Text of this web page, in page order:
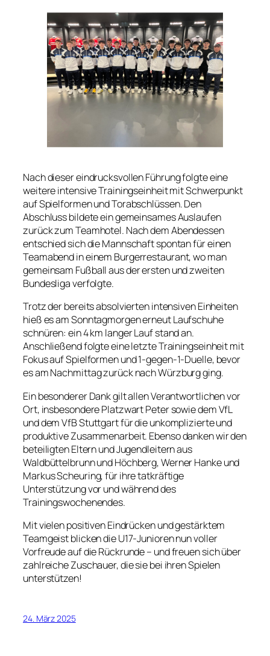
Nach dieser eindrucksvollen Führung folgte eine
weitere intensive Trainingseinheit mit Schwerpunkt
auf Spielformen und Torabschlüssen. Den
Abschluss bildete ein gemeinsames Auslaufen
zurück zum Teamhotel. Nach dem Abendessen
entschied sich die Mannschaft spontan für einen
Teamabend in einem Burgerrestaurant, wo man
gemeinsam Fußball aus der ersten und zweiten
Bundesliga verfolgte.
Trotz der bereits absolvierten intensiven Einheiten
hieß es am Sonntagmorgen erneut Laufschuhe
schnüren: ein 4 km langer Lauf stand an.
Anschließend folgte eine letzte Trainingseinheit mit
Fokus auf Spielformen und 1-gegen-1-Duelle, bevor
es am Nachmittag zurück nach Würzburg ging.
Ein besonderer Dank gilt allen Verantwortlichen vor
Ort, insbesondere Platzwart Peter sowie dem VfL
und dem VfB Stuttgart für die unkomplizierte und
produktive Zusammenarbeit. Ebenso danken wir den
beteiligten Eltern und Jugendleitern aus
Waldbüttelbrunn und Höchberg, Werner Hanke und
Markus Scheuring, für ihre tatkräftige
Unterstützung vor und während des
Trainingswochenendes.
Mit vielen positiven Eindrücken und gestärktem
Teamgeist blicken die U17-Junioren nun voller
Vorfreude auf die Rückrunde – und freuen sich über
zahlreiche Zuschauer, die sie bei ihren Spielen
unterstützen!
24. März 2025